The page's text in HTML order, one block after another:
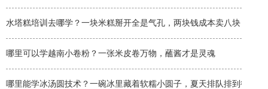
水塔糕培训去哪学？一块米糕掰开全是气孔，两块钱成本卖八块
哪里可以学越南小卷粉？一张米皮卷万物，蘸酱才是灵魂
哪里能学冰汤圆技术？一碗冰里藏着软糯小圆子，夏天排队排到街角